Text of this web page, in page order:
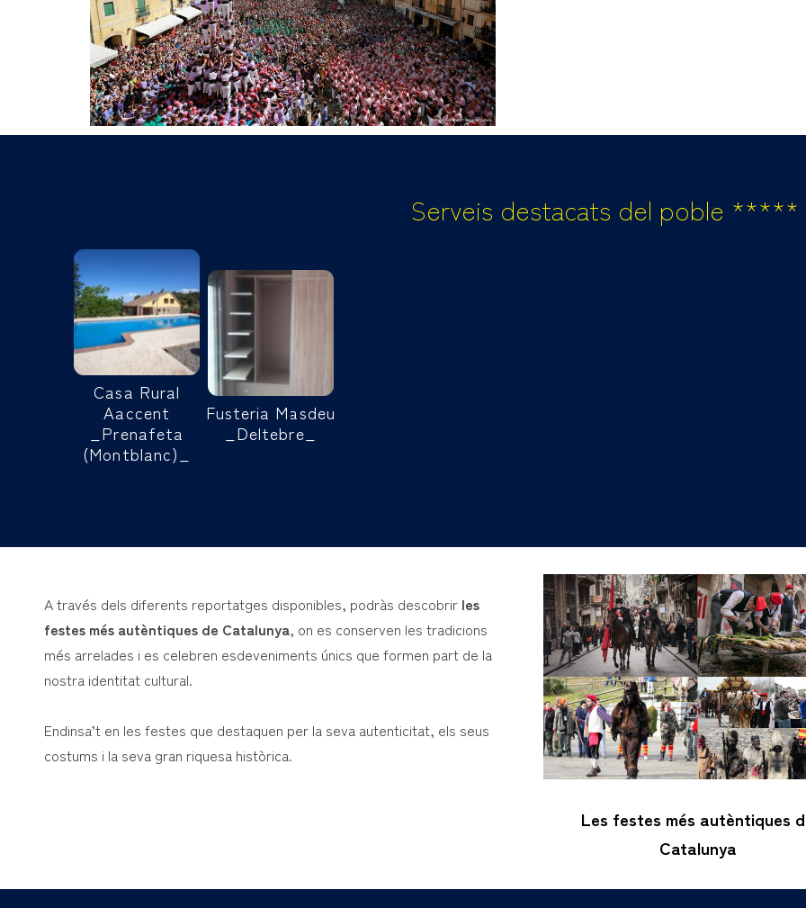
Serveis destacats del poble *****
Casa Rural
Aaccent
_Prenafeta
(Montblanc)_
Fusteria Masdeu
_Deltebre_
A través dels diferents reportatges disponibles, podràs descobrir les
festes més autèntiques de Catalunya, on es conserven les tradicions
més arrelades i es celebren esdeveniments únics que formen part de la
nostra identitat cultural.
Endinsa’t en les festes que destaquen per la seva autenticitat, els seus
costums i la seva gran riquesa històrica.
Les festes més autèntiques
Catalunya